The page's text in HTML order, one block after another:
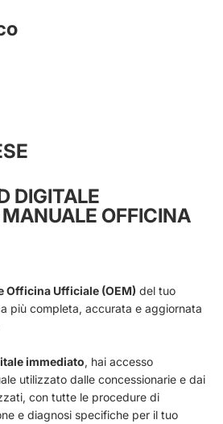
DIGITALE
OFFICINA
Officina Ufficiale (OEM) del tuo
più completa, accurata e aggiornata
immediato, hai accesso
utilizzato dalle concessionarie e dai
con tutte le procedure di
e diagnosi specifiche per il tuo